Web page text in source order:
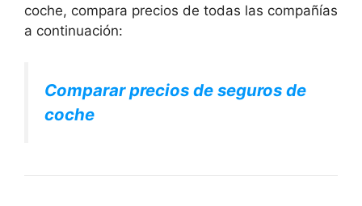
coche, compara precios de todas las compañías
a continuación:
Comparar precios de seguros de
coche